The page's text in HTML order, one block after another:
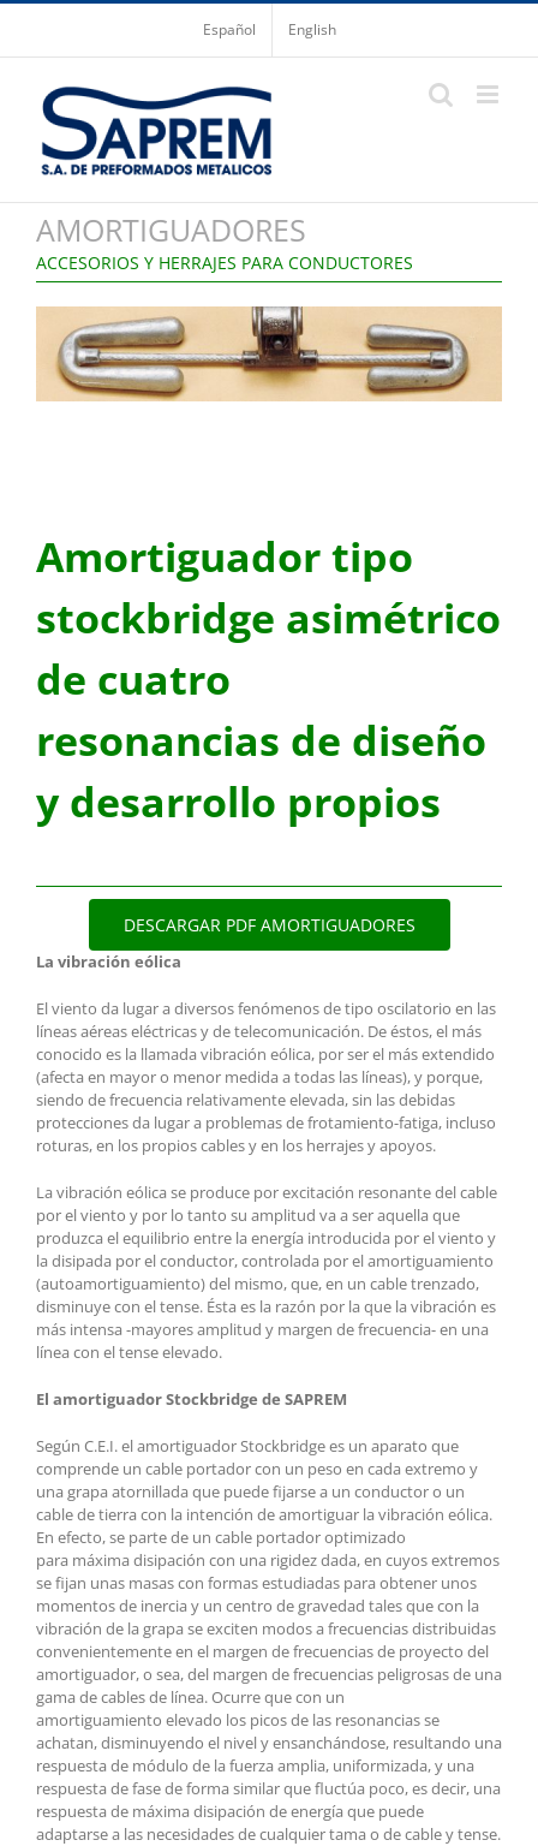
Saltar
contenido
Español English
AMORTIGUADORES
ACCESORIOS Y HERRAJES PARA CONDUCTORES
Amortiguador tipo
stockbridge asimétrico
de cuatro
resonancias de diseño
y desarrollo propios
DESCARGAR PDF AMORTIGUADORES
La vibración eólica
El viento da lugar a diversos fenómenos de tipo oscilatorio en las
líneas aéreas eléctricas y de telecomunicación. De éstos, el más
conocido es la llamada vibración eólica, por ser el más extendido
(afecta en mayor o menor medida a todas las líneas), y porque,
siendo de frecuencia relativamente elevada, sin las debidas
protecciones da lugar a problemas de frotamiento-fatiga, incluso
roturas, en los propios cables y en los herrajes y apoyos.
La vibración eólica se produce por excitación resonante del cable
por el viento y por lo tanto su amplitud va a ser aquella que
produzca el equilibrio entre la energía introducida por el viento y
la disipada por el conductor, controlada por el amortiguamiento
(autoamortiguamiento) del mismo, que, en un cable trenzado,
disminuye con el tense. Ésta es la razón por la que la vibración es
más intensa -mayores amplitud y margen de frecuencia- en una
línea con el tense elevado.
El amortiguador Stockbridge de SAPREM
Según C.E.I. el amortiguador Stockbridge es un aparato que
comprende un cable portador con un peso en cada extremo y
una grapa atornillada que puede fijarse a un conductor o un
cable de tierra con la intención de amortiguar la vibración eólica.
En efecto, se parte de un cable portador optimizado
para máxima disipación con una rigidez dada, en cuyos extremos
se fijan unas masas con formas estudiadas para obtener unos
momentos de inercia y un centro de gravedad tales que con la
vibración de la grapa se exciten modos a frecuencias distribuidas
convenientemente en el margen de frecuencias de proyecto del
amortiguador, o sea, del margen de frecuencias peligrosas de una
gama de cables de línea. Ocurre que con un
amortiguamiento elevado los picos de las resonancias se
achatan, disminuyendo el nivel y ensanchándose, resultando una
respuesta de módulo de la fuerza amplia, uniformizada, y una
respuesta de fase de forma similar que fluctúa poco, es decir, una
respuesta de máxima disipación de energía que puede
adaptarse a las necesidades de cualquier tama o de cable y tense.